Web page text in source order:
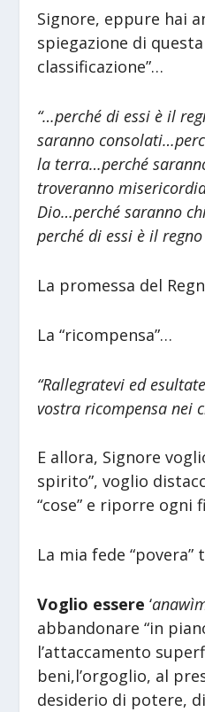
Signore, eppure hai
spiegazione di
classificazione”…
“…perché di essi è il
saranno
la terra…perché
troveranno
Dio…perché saranno
perché di essi è il
La promessa del
La “ricompensa”…
“Rallegratevi ed
vostra ricompensa nei
E allora, Signore
spirito”, voglio
“cose” e riporre ogni
La mia fede “povera”
Voglio essere ‘
abbandonare “in
l’attaccamento
beni,l’orgoglio, al
desiderio di potere,